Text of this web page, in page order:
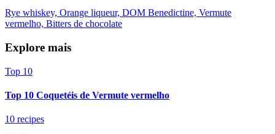
Rye whiskey, Orange liqueur, DOM Benedictine, Vermute
vermelho, Bitters de chocolate
Explore mais
Top 10
Top 10 Coquetéis de Vermute vermelho
10 recipes